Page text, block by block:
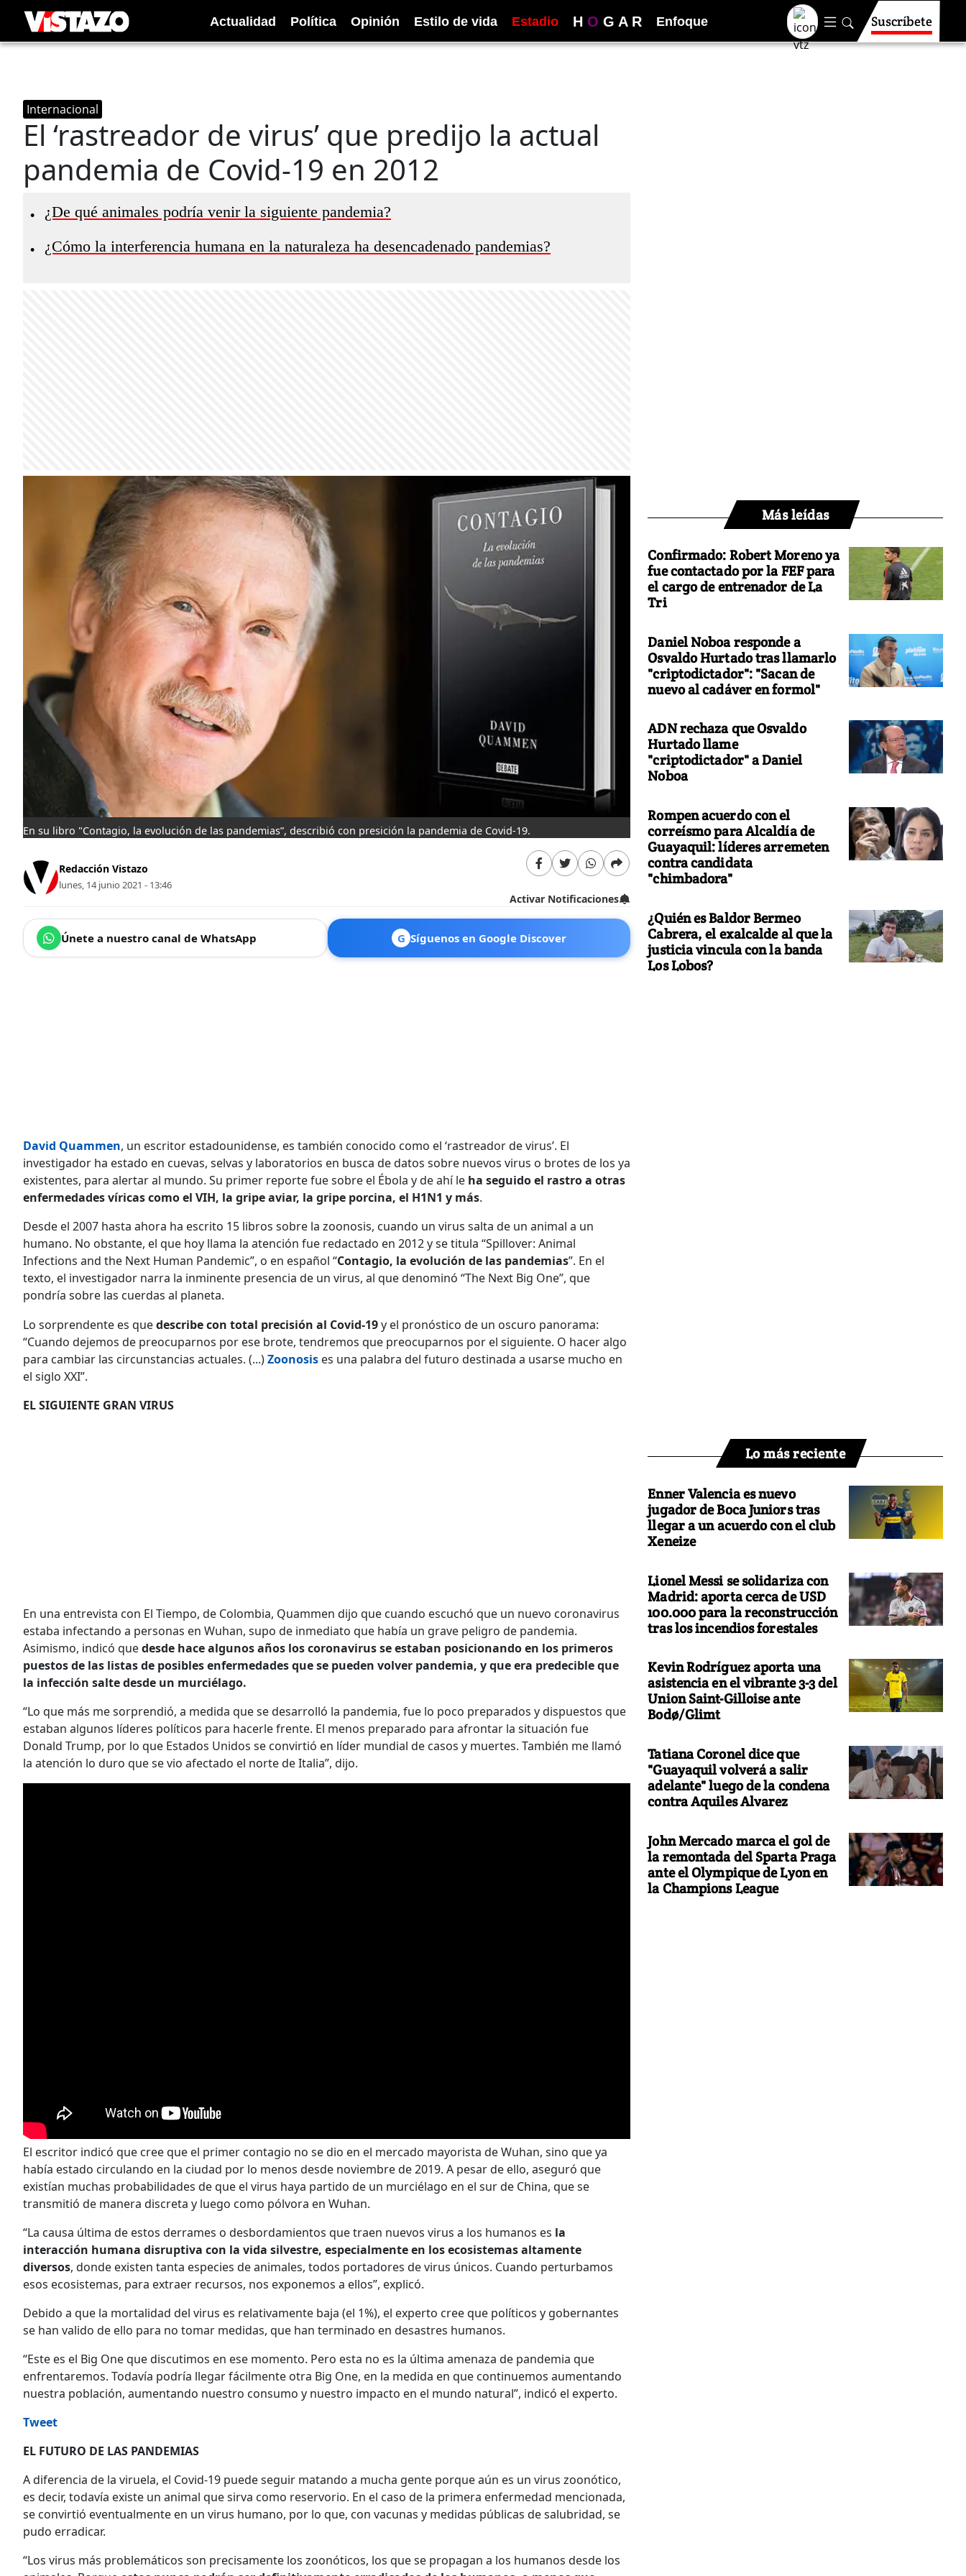
Actualidad Política Opinión Estilo de vida Estadio H O G A R Enfoque Suscríbete
Internacional
El ‘rastreador de virus’ que predijo la actual
pandemia de Covid-19 en 2012
• ¿De qué animales podría venir la siguiente pandemia?
• ¿Cómo la interferencia humana en la naturaleza ha desencadenado pandemias?
En su libro "Contagio, la evolución de las pandemias”, describió con presición la pandemia de Covid-19.
Redacción Vistazo
lunes, 14 junio 2021 - 13:46
Activar Notificaciones
Únete a nuestro canal de WhatsApp G Síguenos en Google Discover
David Quammen, un escritor estadounidense, es también conocido como el ‘rastreador de virus’. El
investigador ha estado en cuevas, selvas y laboratorios en busca de datos sobre nuevos virus o brotes de los ya
existentes, para alertar al mundo. Su primer reporte fue sobre el Ébola y de ahí le ha seguido el rastro a otras
enfermedades víricas como el VIH, la gripe aviar, la gripe porcina, el H1N1 y más.
Desde el 2007 hasta ahora ha escrito 15 libros sobre la zoonosis, cuando un virus salta de un animal a un
humano. No obstante, el que hoy llama la atención fue redactado en 2012 y se titula “Spillover: Animal
Infections and the Next Human Pandemic”, o en español “Contagio, la evolución de las pandemias”. En el
texto, el investigador narra la inminente presencia de un virus, al que denominó “The Next Big One”, que
pondría sobre las cuerdas al planeta.
Lo sorprendente es quedescribe con total precisión al Covid-19y el pronóstico de un oscuro panorama:
“Cuando dejemos de preocuparnos por ese brote, tendremos que preocuparnos por el siguiente. O hacer algo
para cambiar las circunstancias actuales. (...)Zoonosis es una palabra del futuro destinada a usarse mucho en
el siglo XXI”.
EL SIGUIENTE GRAN VIRUS
En una entrevista con El Tiempo, de Colombia, Quammen dijo que cuando escuchó que un nuevo coronavirus
estaba infectando a personas en Wuhan, supo de inmediato que había un grave peligro de pandemia.
Asimismo, indicó quedesde hace algunos años los coronavirus se estaban posicionando en los primeros
puestos de las listas de posibles enfermedades que se pueden volver pandemia, y que era predecible que
la infección salte desde un murciélago.
“Lo que más me sorprendió, a medida que se desarrolló la pandemia, fue lo poco preparados y dispuestos que
estaban algunos líderes políticos para hacerle frente. El menos preparado para afrontar la situación fue
Donald Trump, por lo que Estados Unidos se convirtió en líder mundial de casos y muertes. También me llamó
la atención lo duro que se vio afectado el norte de Italia”, dijo.
El escritor indicó que cree que el primer contagio no se dio en el mercado mayorista de Wuhan, sino que ya
había estado circulando en la ciudad por lo menos desde noviembre de 2019. A pesar de ello, aseguró que
existían muchas probabilidades de que el virus haya partido de un murciélago en el sur de China, que se
transmitió de manera discreta y luego como pólvora en Wuhan.
“La causa última de estos derrames o desbordamientos que traen nuevos virus a los humanos es la
interacción humana disruptiva con la vida silvestre, especialmente en los ecosistemas altamente
diversos, donde existen tanta especies de animales, todos portadores de virus únicos. Cuando perturbamos
esos ecosistemas, para extraer recursos, nos exponemos a ellos”, explicó.
Debido a que la mortalidad del virus es relativamente baja (el 1%), el experto cree que políticos y gobernantes
se han valido de ello para no tomar medidas, que han terminado en desastres humanos.
“Este es el Big One que discutimos en ese momento. Pero esta no es la última amenaza de pandemia que
enfrentaremos. Todavía podría llegar fácilmente otra Big One, en la medida en que continuemos aumentando
nuestra población, aumentando nuestro consumo y nuestro impacto en el mundo natural”, indicó el experto.
Tweet
EL FUTURO DE LAS PANDEMIAS
A diferencia de la viruela, el Covid-19 puede seguir matando a mucha gente porque aún es un virus zoonótico,
es decir, todavía existe un animal que sirva como reservorio. En el caso de la primera enfermedad mencionada,
se convirtió eventualmente en un virus humano, por lo que, con vacunas y medidas públicas de salubridad, se
pudo erradicar.
“Los virus más problemáticos son precisamente los zoonóticos, los que se propagan a los humanos desde los
Más leídas
Confirmado: Robert Moreno ya
fue contactado por la FEF para
el cargo de entrenador de La
Tri
Daniel Noboa responde a
Osvaldo Hurtado tras llamarlo
"criptodictador": "Sacan de
nuevo al cadáver en formol"
ADN rechaza que Osvaldo
Hurtado llame
"criptodictador" a Daniel
Noboa
Rompen acuerdo con el
correísmo para Alcaldía de
Guayaquil: líderes arremeten
contra candidata
"chimbadora"
¿Quién es Baldor Bermeo
Cabrera, el exalcalde al que la
justicia vincula con la banda
Los Lobos?
Lo más reciente
Enner Valencia es nuevo
jugador de Boca Juniors tras
llegar a un acuerdo con el club
Xeneize
Lionel Messi se solidariza con
Madrid: aporta cerca de USD
100.000 para la reconstrucción
tras los incendios forestales
Kevin Rodríguez aporta una
asistencia en el vibrante 3-3 del
Union Saint-Gilloise ante
Bodø/Glimt
Tatiana Coronel dice que
"Guayaquil volverá a salir
adelante" luego de la condena
contra Aquiles Alvarez
John Mercado marca el gol de
la remontada del Sparta Praga
ante el Olympique de Lyon en
la Champions League